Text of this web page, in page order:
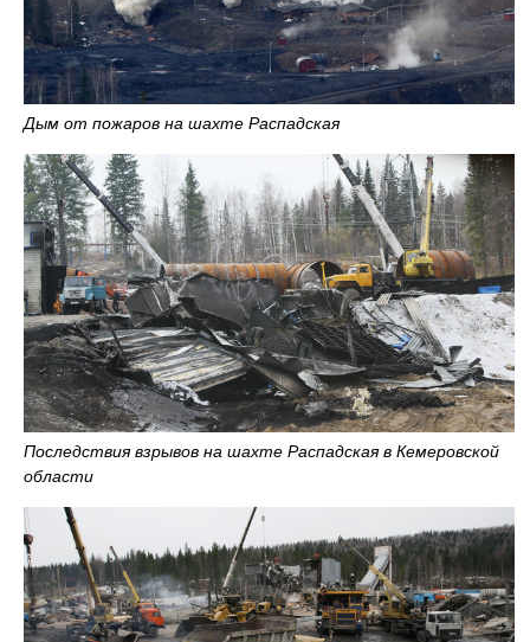
Дым от пожаров на шахте Распадская
Последствия взрывов на шахте Распадская в Кемеровской
области